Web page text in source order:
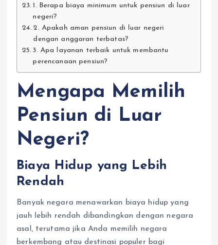
1. Berapa biaya minimum untuk pensiun di luar
negeri?
2. Apakah aman pensiun di luar negeri
dengan anggaran terbatas?
3. Apa layanan terbaik untuk membantu
perencanaan pensiun?
Mengapa Memilih
Pensiun di Luar
Negeri?
Biaya Hidup yang Lebih
Rendah
Banyak negara menawarkan biaya hidup yang
jauh lebih rendah dibandingkan dengan negara
asal, terutama jika Anda memilih negara
berkembang atau destinasi populer bagi